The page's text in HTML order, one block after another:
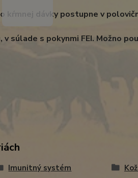
kŕmnej dávky postupne v
súlade s pokynmi FEI. Možno
Imunitný systém